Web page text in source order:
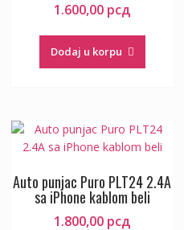
1.600,00 рсд
Dodaj u korpu
Auto punjac Puro PLT24 2.4A
sa iPhone kablom beli
1.800,00 рсд